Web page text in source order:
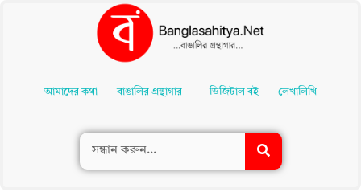
Contentআমাদের কথা বাঙালির গ্রন্থাগার ডিজিটাল বই লেখালিখি